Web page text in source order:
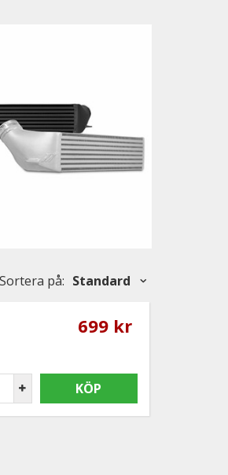
Sortera på: Standard
699 kr
KÖP